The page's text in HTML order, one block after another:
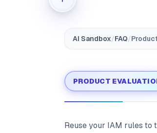
AI Sandbox/FAQ/
PRODUCT
Reuse your IAM rules to